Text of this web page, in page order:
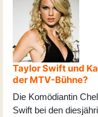
Taylor Swift und
der MTV-Bühne?
Die Komödiantin
Swift bei den